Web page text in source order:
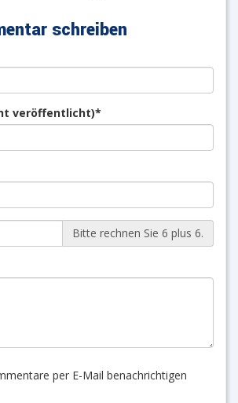
schreiben
veröffentlicht)Pflichtfeld
*
Bitte rechnen Sie 6 plus 6.
per E-Mail benachrichtigen